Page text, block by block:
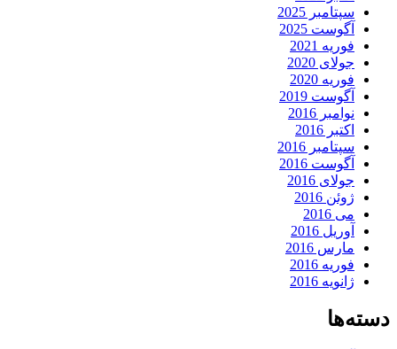
سپتامبر 2025
آگوست 2025
فوریه 2021
جولای 2020
فوریه 2020
آگوست 2019
نوامبر 2016
اکتبر 2016
سپتامبر 2016
آگوست 2016
جولای 2016
ژوئن 2016
می 2016
آوریل 2016
مارس 2016
فوریه 2016
ژانویه 2016
دسته‌ها